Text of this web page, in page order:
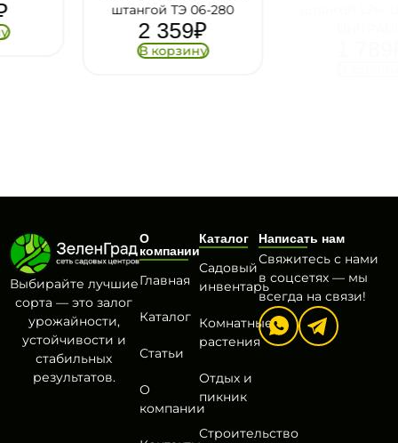
штангой ТЭ 06-280
₽
В корзину
штангой 1.2м, UN-50Q,
Выбирайте лучшие
сорта — это залог
урожайности,
устойчивости и
стабильных
результатов.
О
компании
Главная
Каталог
Статьи
О
компании
Каталог
Садовый
инвентарь
Комнатные
растения
Отдых и
пикник
Строительство
Написать нам
Свяжитесь с нами
в соцсетях — мы
всегда на связи!